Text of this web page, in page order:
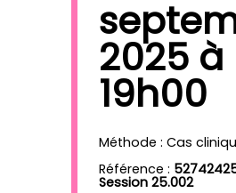
2025 à
19h00
Méthode : Cas
Référence :
Session 25.002